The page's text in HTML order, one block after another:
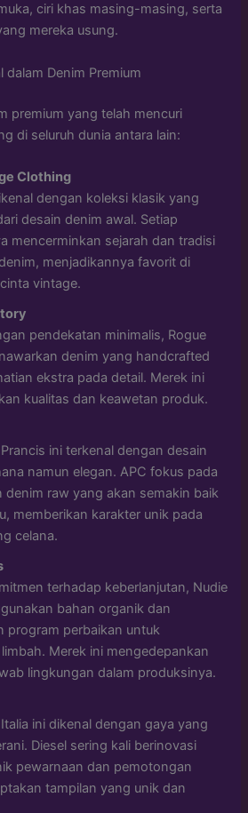
ciri khas masing-masing, serta
mereka usung.
dalam Denim Premium
premium yang telah mencuri
di seluruh dunia antara lain:
Clothing
dengan koleksi klasik yang
desain denim awal. Setiap
mencerminkan sejarah dan tradisi
menjadikannya favorit di
vintage.
pendekatan minimalis, Rogue
denim yang handcrafted
ekstra pada detail. Merek ini
kualitas dan keawetan produk.
ini terkenal dengan desain
namun elegan. APC fokus pada
denim raw yang akan semakin baik
memberikan karakter unik pada
celana.
terhadap keberlanjutan, Nudie
bahan organik dan
program perbaikan untuk
Merek ini mengedepankan
lingkungan dalam produksinya.
ini dikenal dengan gaya yang
Diesel sering kali berinovasi
pewarnaan dan pemotongan
tampilan yang unik dan